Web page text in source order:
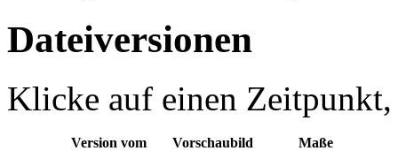
Dateiversionen
Klicke auf einen Zeitpunkt,
Version vom Vorschaubild Maße